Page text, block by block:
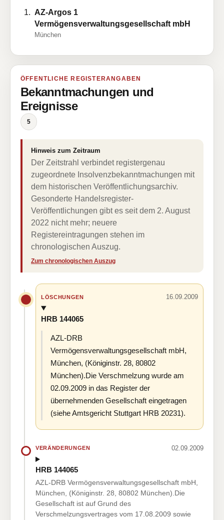
AZ-Argos 1
Vermögensverwaltungsgesellschaft mbH
München
ÖFFENTLICHE REGISTERANGABEN
Bekanntmachungen und
Ereignisse
5
Hinweis zum Zeitraum
Der Zeitstrahl verbindet registergenau
zugeordnete Insolvenzbekanntmachungen mit
dem historischen Veröffentlichungsarchiv.
Gesonderte Handelsregister-
Veröffentlichungen gibt es seit dem 2. August
2022 nicht mehr; neuere
Registereintragungen stehen im
chronologischen Auszug.
Zum chronologischen Auszug
LÖSCHUNGEN 16.09.2009
HRB 144065
AZL-DRB
Vermögensverwaltungsgesellschaft mbH,
München, (Königinstr. 28, 80802
München).Die Verschmelzung wurde am
02.09.2009 in das Register der
übernehmenden Gesellschaft eingetragen
(siehe Amtsgericht Stuttgart HRB 20231).
VERÄNDERUNGEN 02.09.2009
HRB 144065
AZL-DRB Vermögensverwaltungsgesellschaft mbH,
München, (Königinstr. 28, 80802 München).Die
Gesellschaft ist auf Grund des
Verschmelzungsvertrages vom 17.08.2009 sowie